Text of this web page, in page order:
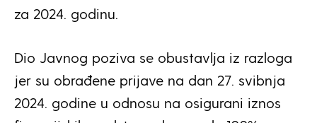
za 2024. godinu.
Dio Javnog poziva se obustavlja iz razloga
jer su obrađene prijave na dan 27. svibnja
2024. godine u odnosu na osigurani iznos